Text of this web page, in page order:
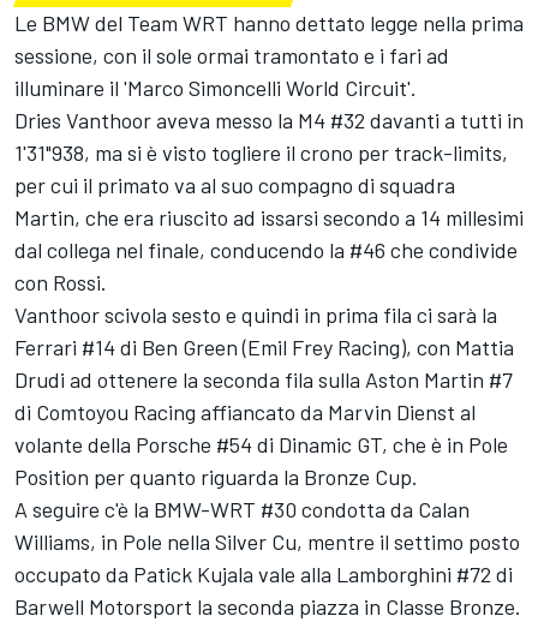
Le BMW del Team WRT hanno dettato legge nella prima
sessione, con il sole ormai tramontato e i fari ad
illuminare il 'Marco Simoncelli World Circuit'.
Dries Vanthoor aveva messo la M4 #32 davanti a tutti in
1'31"938, ma si è visto togliere il crono per track-limits,
per cui il primato va al suo compagno di squadra
Martin, che era riuscito ad issarsi secondo a 14 millesimi
dal collega nel finale, conducendo la #46 che condivide
con Rossi.
Vanthoor scivola sesto e quindi in prima fila ci sarà la
Ferrari #14 di Ben Green (Emil Frey Racing), con Mattia
Drudi ad ottenere la seconda fila sulla Aston Martin #7
di Comtoyou Racing affiancato da Marvin Dienst al
volante della Porsche #54 di Dinamic GT, che è in Pole
Position per quanto riguarda la Bronze Cup.
A seguire c'è la BMW-WRT #30 condotta da Calan
Williams, in Pole nella Silver Cu, mentre il settimo posto
occupato da Patick Kujala vale alla Lamborghini #72 di
Barwell Motorsport la seconda piazza in Classe Bronze.